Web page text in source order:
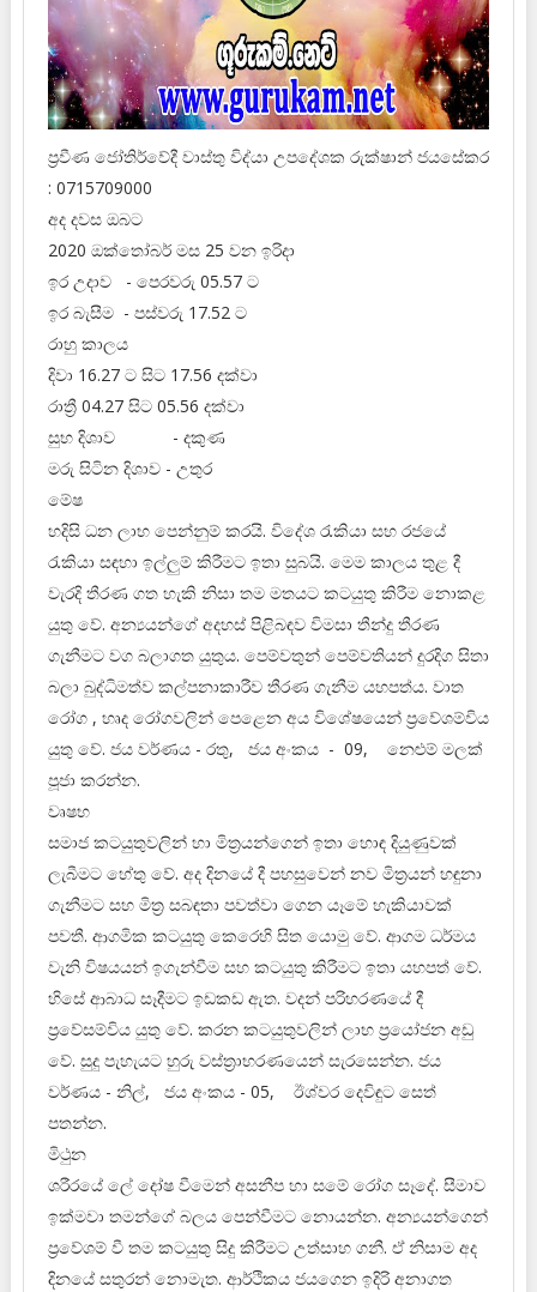
ප්‍රවීණ ජෝතිර්වේදී වාස්තු විද්‍‍යා උපදේශක රුක්ෂාන් ජයසේකර
: 0715709000
අද දවස ඔබට
2020 ඔක්තෝබර් මස 25 වන ඉරිදා
ඉර උදාව - පෙරවරු 05.57 ට
ඉර බැසීම - පස්වරු 17.52 ට
රාහු කාලය
දිවා 16.27 ට සිට 17.56 දක්වා
රාත්‍රී 04.27 සිට 05.56 දක්වා
සුභ දිශාව - දකුණ
මරු සිටින දිශාව - උතුර
මේෂ
හදිසි ධන ලාභ පෙන්නුම් කරයි. විදේශ රැකියා සහ රජයේ
රැකියා සඳහා ඉල්ලුම් කිරීමට ඉතා සුබයි. මෙම කාලය තුළ දී
වැරදි තීරණ ගත හැකි නිසා තම මතයට කටයුතු කිරීම නොකළ
යුතු වේ. අන්‍යයන්ගේ අදහස් පිළිබඳව විමසා තීන්දු තීරණ
ගැනීමට වග බලාගත යුතුය. පෙම්වතුන් පෙම්වතියන් දුරදිග සිතා
බලා බුද්ධිමත්ව කල්පනාකාරීව තීරණ ගැනීම යහපත්ය. වාත
රෝග , හෘද රෝගවලින් පෙළෙන අය විශේෂයෙන් ප්‍රවේශම්විය
යුතු වේ. ජය වර්ණය - රතු, ජය අංකය - 09, නෙළුම් මලක්
පූජා කරන්න.
වෘෂභ
සමාජ කටයුතුවලින් හා මිත්‍රයන්ගෙන් ඉතා හොඳ දියුණුවක්
ලැබීමට හේතු වේ. අද දිනයේ දී පහසුවෙන් නව මිත්‍රයන් හඳුනා
ගැනීමට සහ මිත්‍ර සබඳතා පවත්වා ගෙන යෑමේ හැකියාවක්
පවතී. ආගමික කටයුතු කෙරෙහි සිත යොමු වේ. ආගම ධර්මය
වැනි විෂයයන් ඉගැන්වීම සහ කටයුතු කිරීමට ඉතා යහපත් වේ.
හිසේ ආබාධ සෑදීමට ඉඩකඩ ඇත. වදන් පරිහරණයේ දී
ප්‍රවේසම්විය යුතු වේ. කරන කටයුතුවලින් ලාභ ප්‍රයෝජන අඩු
වේ. සුදු පැහැයට හුරු වස්ත්‍රාභරණයෙන් සැරසෙන්න. ජය
වර්ණය - නිල්, ජය අංකය - 05, ඊශ්වර දෙවිඳුට සෙත්
පතන්න.
මිථුන
ශරීරයේ ලේ දෝෂ වීමෙන් අසනීප හා සමේ රෝග සෑදේ. සීමාව
ඉක්මවා තමන්ගේ බලය පෙන්වීමට නොයන්න. අන්‍යයන්ගෙන්
ප්‍රවේශම් වී තම කටයුතු සිදු කිරීමට උත්සාහ ගනී. ඒ නිසාම අද
දිනයේ සතුරන් නොමැත. ආර්ථිකය ජයගෙන ඉදිරි අනාගත